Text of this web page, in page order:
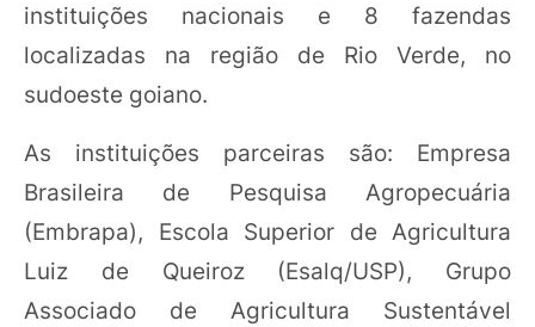
instituições nacionais e 8 fazendas
localizadas na região de Rio Verde, no
sudoeste goiano.
As instituições parceiras são: Empresa
Brasileira de Pesquisa Agropecuária
(Embrapa), Escola Superior de Agricultura
Luiz de Queiroz (Esalq/USP), Grupo
Associado de Agricultura Sustentável